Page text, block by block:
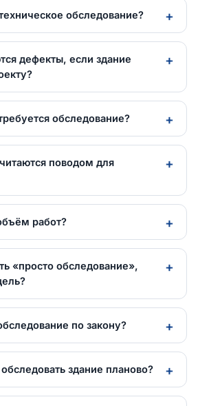
обследование?
дефекты, если здание
обследование?
поводом для
работ?
«просто обследование»,
по закону?
здание планово?